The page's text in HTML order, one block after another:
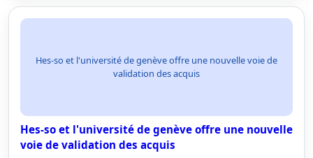
Hes-so et l'université de genève offre une nouvelle voie de
validation des acquis
Hes-so et l'université de genève offre une nouvelle
voie de validation des acquis